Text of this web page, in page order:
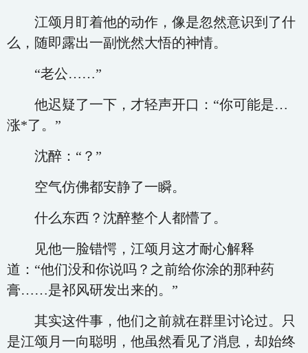
江颂月盯着他的动作，像是忽然意识到了什
么，随即露出一副恍然大悟的神情。
“老公……”
他迟疑了一下，才轻声开口：“你可能是…
涨*了。”
沈醉：“？”
空气仿佛都安静了一瞬。
什么东西？沈醉整个人都懵了。
见他一脸错愕，江颂月这才耐心解释
道：“他们没和你说吗？之前给你涂的那种药
膏……是祁风研发出来的。”
其实这件事，他们之前就在群里讨论过。只
是江颂月一向聪明，他虽然看见了消息，却始终